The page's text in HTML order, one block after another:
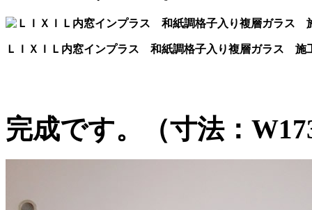
ＬＩＸＩＬ内窓インプラス 和紙調格子入り複層ガラス
完成です。（寸法：